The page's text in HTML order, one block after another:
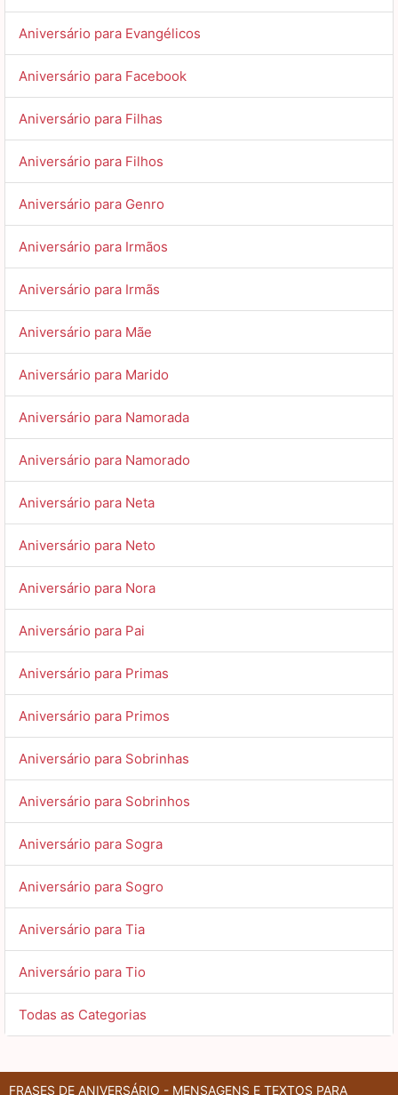
Aniversário para Evangélicos
Aniversário para Facebook
Aniversário para Filhas
Aniversário para Filhos
Aniversário para Genro
Aniversário para Irmãos
Aniversário para Irmãs
Aniversário para Mãe
Aniversário para Marido
Aniversário para Namorada
Aniversário para Namorado
Aniversário para Neta
Aniversário para Neto
Aniversário para Nora
Aniversário para Pai
Aniversário para Primas
Aniversário para Primos
Aniversário para Sobrinhas
Aniversário para Sobrinhos
Aniversário para Sogra
Aniversário para Sogro
Aniversário para Tia
Aniversário para Tio
Todas as Categorias
FRASES DE ANIVERSÁRIO - MENSAGENS E TEXTOS PARA